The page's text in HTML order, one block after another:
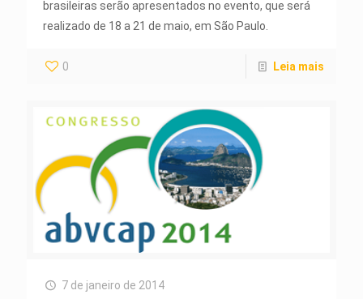
brasileiras serão apresentados no evento, que será
realizado de 18 a 21 de maio, em São Paulo.
0 Leia mais
7 de janeiro de 2014